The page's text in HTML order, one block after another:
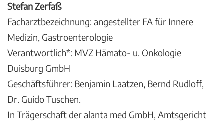
Stefan Zerfaß
Facharztbezeichnung: angestellter FA für Innere
Medizin, Gastroenterologie
Verantwortlich*: MVZ Hämato- u. Onkologie
Duisburg GmbH
Geschäftsführer: Benjamin Laatzen, Bernd Rudloff,
Dr. Guido Tuschen.
In Trägerschaft der alanta med GmbH, Amtsgericht